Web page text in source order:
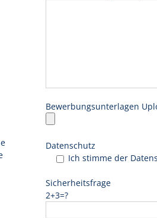
Bewerbungsunterlagen
Datenschutz
Ich stimme der
Sicherheitsfrage
2+3=?